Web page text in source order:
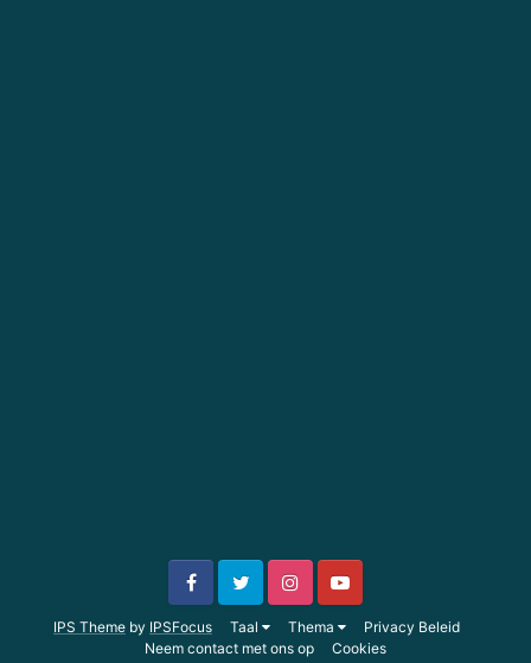
IPS Theme by IPSFocus Taal Thema
Privacy Beleid
Neem contact met ons op
Cookies